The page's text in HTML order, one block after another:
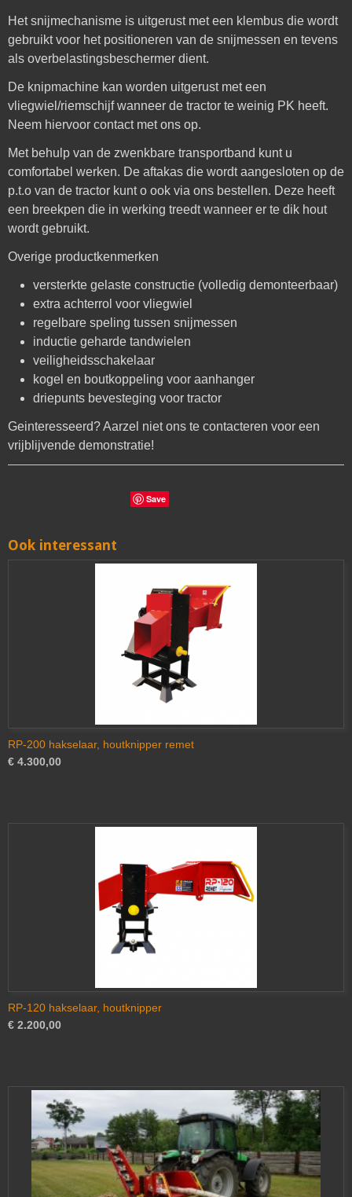
Het snijmechanisme is uitgerust met een klembus die wordt
gebruikt voor het positioneren van de snijmessen en tevens
als overbelastingsbeschermer dient.
De knipmachine kan worden uitgerust met een
vliegwiel/riemschijf wanneer de tractor te weinig PK heeft.
Neem hiervoor contact met ons op.
Met behulp van de zwenkbare transportband kunt u
comfortabel werken. De aftakas die wordt aangesloten op de
p.t.o van de tractor kunt o ook via ons bestellen. Deze heeft
een breekpen die in werking treedt wanneer er te dik hout
wordt gebruikt.
Overige productkenmerken
versterkte gelaste constructie (volledig demonteerbaar)
extra achterrol voor vliegwiel
regelbare speling tussen snijmessen
inductie geharde tandwielen
veiligheidsschakelaar
kogel en boutkoppeling voor aanhanger
driepunts bevesteging voor tractor
Geinteresseerd? Aarzel niet ons te contacteren voor een
vrijblijvende demonstratie!
Save
Ook interessant
RP-200 hakselaar, houtknipper remet
€ 4.300,00
RP-120 hakselaar, houtknipper
€ 2.200,00